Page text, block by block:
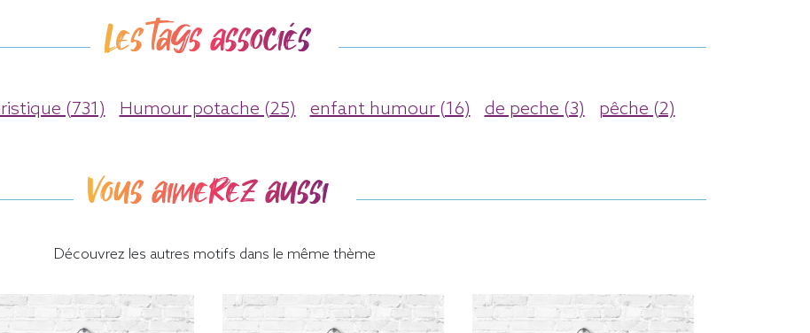
Les tags associés
(731) Humour potache (25) enfant humour (16) de peche (3) pêche (2)
Vous aimerez aussi
Découvrez les autres motifs dans le même thème